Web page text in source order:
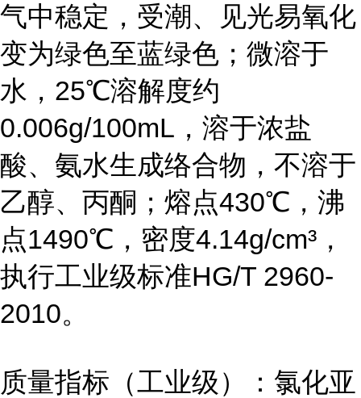
气中稳定，受潮、见光易氧化
变为绿色至蓝绿色；微溶于
水，25℃溶解度约
0.006g/100mL，溶于浓盐
酸、氨水生成络合物，不溶于
乙醇、丙酮；熔点430℃，沸
点1490℃，密度4.14g/cm³，
执行工业级标准HG/T 2960-
2010。
质量指标（工业级）：氯化亚